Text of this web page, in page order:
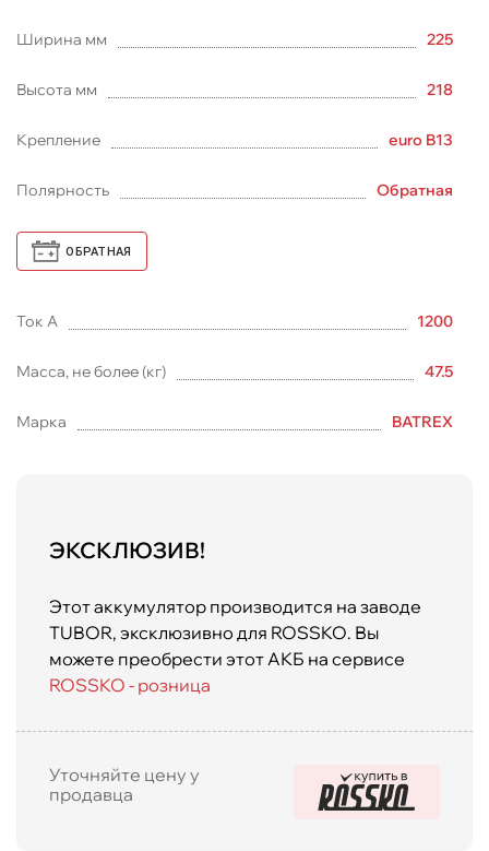
Ширина мм 225
Высота мм 218
Крепление euro B13
Полярность Обратная
ОБРАТНАЯ
Ток А 1200
Масса, не более (кг) 47.5
Марка BATREX
ЭКСКЛЮЗИВ!
Этот аккумулятор производится на заводе
TUBOR, эксклюзивно для ROSSKO. Вы
можете преобрести этот АКБ на сервисе
ROSSKO - розница
Уточняйте цену у
продавца